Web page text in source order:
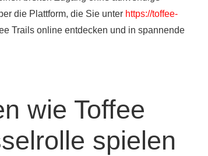
die Plattform, die Sie unter https://toffee-
Trails online entdecken und in spannende
wie Toffee
spielen